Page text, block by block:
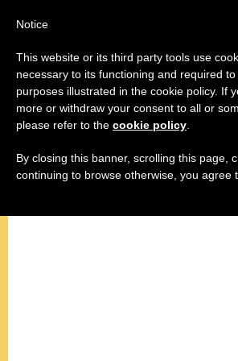
لوميار تفتتح معرض البابا
Notice
This website or its third party tools use
necessary to its functioning and required
purposes illustrated in the cookie policy. If
more or withdraw your consent to all or
please refer to the cookie policy
By closing this banner, scrolling this page,
continuing to browse otherwise, you agree